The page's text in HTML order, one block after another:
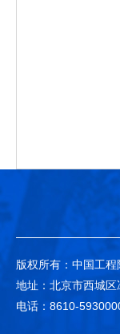
版权所有：中国工程
地址：北京市西城
电话：8610-